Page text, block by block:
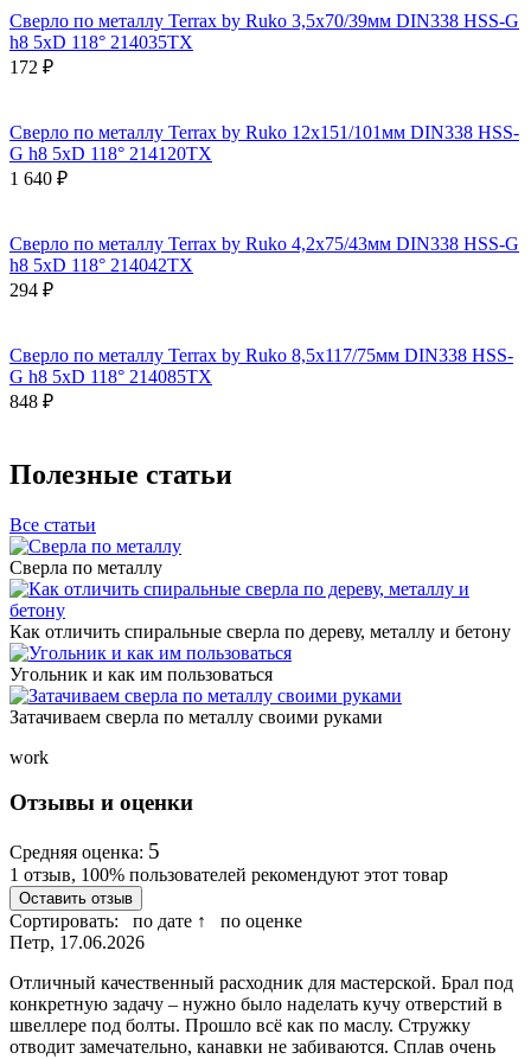
Сверло по металлу Terrax by Ruko 3,5x70/39мм DIN338 HSS-G
h8 5xD 118° 214035TX
172 ₽
Сверло по металлу Terrax by Ruko 12x151/101мм DIN338 HSS-
G h8 5xD 118° 214120TX
1 640 ₽
Сверло по металлу Terrax by Ruko 4,2x75/43мм DIN338 HSS-G
h8 5xD 118° 214042TX
294 ₽
Сверло по металлу Terrax by Ruko 8,5x117/75мм DIN338 HSS-
G h8 5xD 118° 214085TX
848 ₽
Полезные статьи
Все статьи
Сверла по металлу
Как отличить спиральные сверла по дереву, металлу и бетону
Угольник и как им пользоваться
Затачиваем сверла по металлу своими руками
work
Отзывы и оценки
Средняя оценка: 5
1 отзыв, 100% пользователей рекомендуют этот товар
Оставить отзыв
Сортировать: по дате ↑
по оценке
Петр, 17.06.2026
Отличный качественный расходник для мастерской. Брал под
конкретную задачу – нужно было наделать кучу отверстий в
швеллере под болты. Прошло всё как по маслу. Стружку
отводит замечательно, канавки не забиваются. Сплав очень